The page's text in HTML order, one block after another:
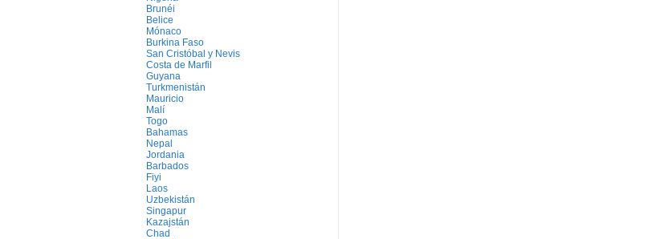
Brunéi
Belice
Mónaco
Burkina Faso
San Cristóbal y Nevis
Costa de Marfil
Guyana
Turkmenistán
Mauricio
Malí
Togo
Bahamas
Nepal
Jordania
Barbados
Fiyi
Laos
Uzbekistán
Singapur
Kazajstán
Chad